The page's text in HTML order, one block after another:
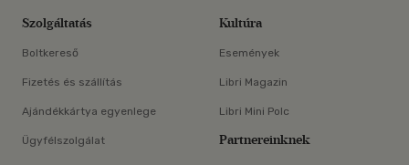
Szolgáltatás
Boltkereső
Fizetés és szállítás
Ajándékkártya egyenlege
Ügyfélszolgálat
Kultúra
Események
Libri Magazin
Libri Mini Polc
Partnereinknek